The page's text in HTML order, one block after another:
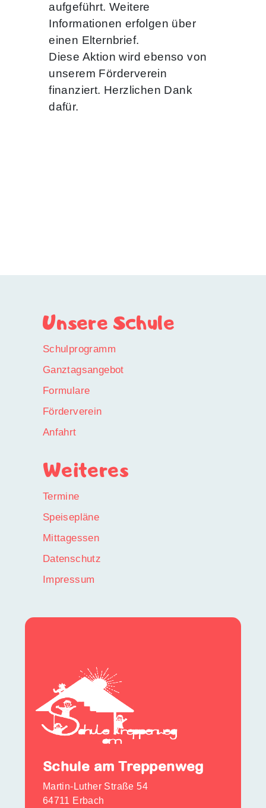
aufgeführt. Weitere
Informationen erfolgen über
einen Elternbrief.
Diese Aktion wird ebenso von
unserem Förderverein
finanziert. Herzlichen Dank
dafür.
Unsere Schule
Schulprogramm
Ganztagsangebot
Formulare
Förderverein
Anfahrt
Weiteres
Termine
Speisepläne
Mittagessen
Datenschutz
Impressum
Schule am Treppenweg
Martin-Luther Straße 54
64711 Erbach